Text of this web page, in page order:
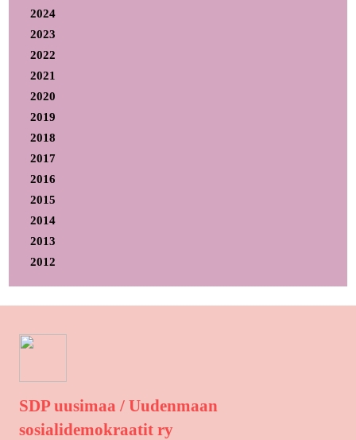
2024
2023
2022
2021
2020
2019
2018
2017
2016
2015
2014
2013
2012
SDP uusimaa / Uudenmaan
sosialidemokraatit ry